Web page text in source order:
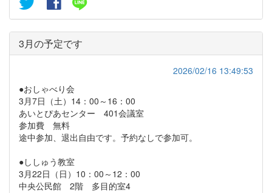
3月の予定です
2026/02/16 13:49:53
●おしゃべり会
3月7日（土）14：00～16：00
あいとぴあセンター 401会議室
参加費 無料
途中参加、退出自由です。予約なしで参加可。
●ししゅう教室
3月22日（日）10：00～12：00
中央公民館 2階 多目的室4